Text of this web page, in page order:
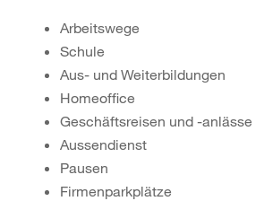
Arbeitswege
Schule
Aus- und Weiterbildungen
Homeoffice
Geschäftsreisen und -anlässe
Aussendienst
Pausen
Firmenparkplätze